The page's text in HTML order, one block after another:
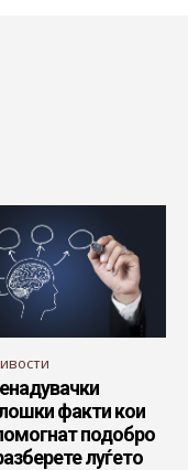
факти кои
подобро
луѓето